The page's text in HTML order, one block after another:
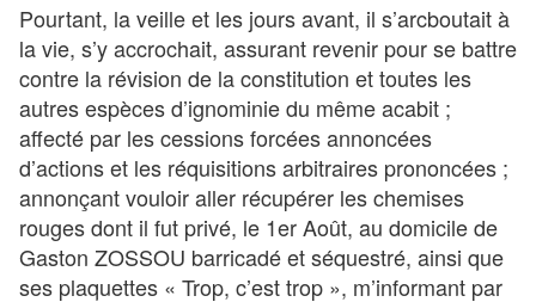
Pourtant, la veille et les jours avant, il s’arcboutait à
la vie, s’y accrochait, assurant revenir pour se battre
contre la révision de la constitution et toutes les
autres espèces d’ignominie du même acabit ;
affecté par les cessions forcées annoncées
d’actions et les réquisitions arbitraires prononcées ;
annonçant vouloir aller récupérer les chemises
rouges dont il fut privé, le 1er Août, au domicile de
Gaston ZOSSOU barricadé et séquestré, ainsi que
ses plaquettes « Trop, c’est trop », m’informant par